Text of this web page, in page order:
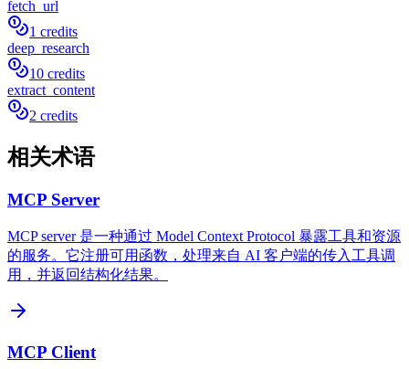
fetch_url
1 credits
deep_research
10 credits
extract_content
2 credits
相关术语
MCP Server
MCP server 是一种通过 Model Context Protocol 暴露工具和资源
的服务。它注册可用函数，处理来自 AI 客户端的传入工具调
用，并返回结构化结果。
MCP Client